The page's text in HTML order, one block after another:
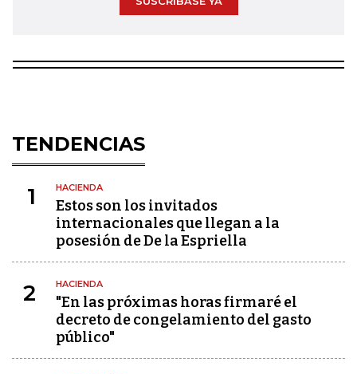
TENDENCIAS
1 HACIENDA
Estos son los invitados
internacionales que llegan a la
posesión de De la Espriella
2 HACIENDA
"En las próximas horas firmaré el
decreto de congelamiento del gasto
público"